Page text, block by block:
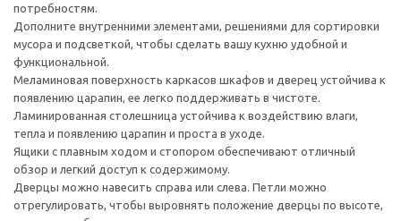
потребностям.
Дополните внутренними элементами, решениями для сортировки
мусора и подсветкой, чтобы сделать вашу кухню удобной и
функциональной.
Меламиновая поверхность каркасов шкафов и дверец устойчива к
появлению царапин, ее легко поддерживать в чистоте.
Ламинированная столешница устойчива к воздействию влаги,
тепла и появлению царапин и проста в уходе.
Ящики с плавным ходом и стопором обеспечивают отличный
обзор и легкий доступ к содержимому.
Дверцы можно навесить справа или слева. Петли можно
отрегулировать, чтобы выровнять положение дверцы по высоте,